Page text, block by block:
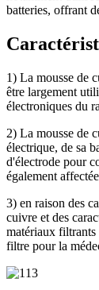
batteries, offrant
1) La mousse de
être largement
électroniques du
2) La mousse de
électrique, de sa
d'électrode pour
également
3) en raison des
cuivre et des
matériaux filtrants
filtre pour la